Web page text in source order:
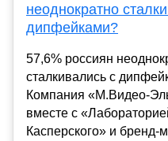
неоднократно
дипфейками?
57,6% россиян
сталкивались с
Компания «М.Видео-
вместе с
Касперского» и бренд-